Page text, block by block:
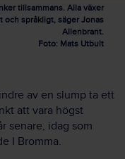
tillsammans. Alla växer
och språkligt, säger Jonas
Allenbrant.
Foto: Mats Utbult
av en slump ta ett
att vara högst
senare, idag som
I Bromma.